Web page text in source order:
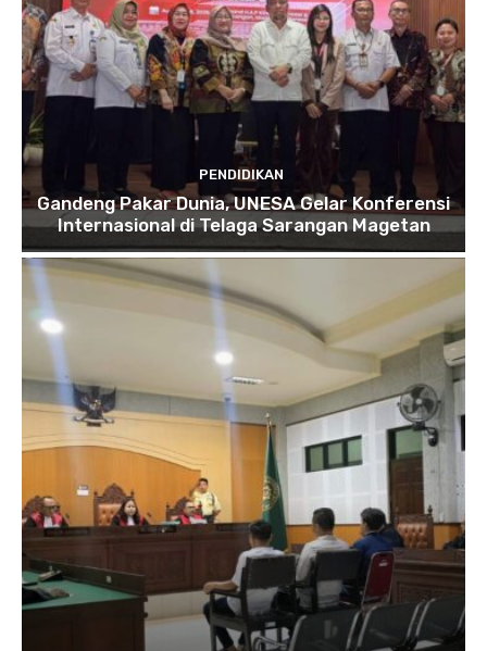
PENDIDIKAN
Gandeng Pakar Dunia, UNESA Gelar Konferensi
Internasional di Telaga Sarangan Magetan